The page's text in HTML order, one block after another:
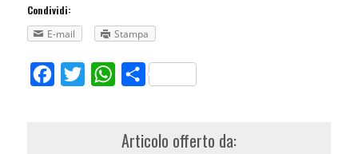
Condividi:
E-mail
Stampa
FacebookTwitterWhatsApp
Share
Articolo offerto da: